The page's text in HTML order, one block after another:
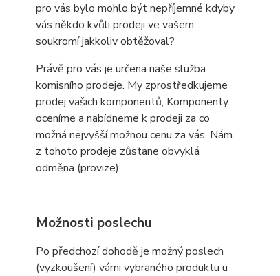
pro vás bylo mohlo být nepříjemné kdyby
vás někdo kvůli prodeji ve vašem
soukromí jakkoliv obtěžoval?
Právě pro vás je určena naše služba
komisního prodeje. My zprostředkujeme
prodej vašich komponentů, Komponenty
oceníme a nabídneme k prodeji za co
možná nejvyšší možnou cenu za vás. Nám
z tohoto prodeje zůstane obvyklá
odměna (provize).
Možnosti poslechu
Po předchozí dohodě je možný poslech
(vyzkoušení) vámi vybraného produktu u